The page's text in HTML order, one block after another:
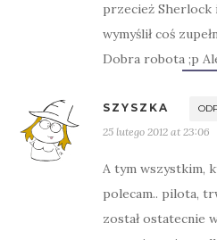
przecież Sherlock
wymyślił coś
Dobra robota ;p
SZYSZKA
25 lutego 2012 at 23:06
A tym wszystkim,
polecam.. pilota,
został ostatecnie